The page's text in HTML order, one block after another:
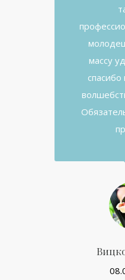
массу
спасибо